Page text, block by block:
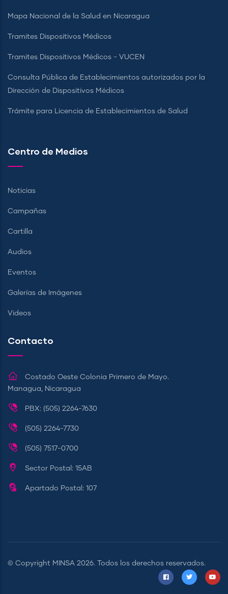
Mapa Nacional de la Salud en Nicaragua
Tramites Dispositivos Médicos
Tramites Dispositivos Médicos - VUCEN
Consulta Pública de Establecimientos autorizados por la
Dirección de Dispositivos Médicos
Trámite para Licencia de Establecimientos de Salud
Centro de Medios
Noticias
Campañas
Cartilla
Audios
Eventos
Galerías de Imágenes
Videos
Contacto
Costado Oeste Colonia Primero de Mayo.
Managua, Nicaragua
PBX: (505) 2264-7630
(505) 2264-7730
(505) 7517-0700
Sector Postal: 15AB
Apartado Postal: 107
© Copyright MINSA 2026. Todos los derechos reservados.